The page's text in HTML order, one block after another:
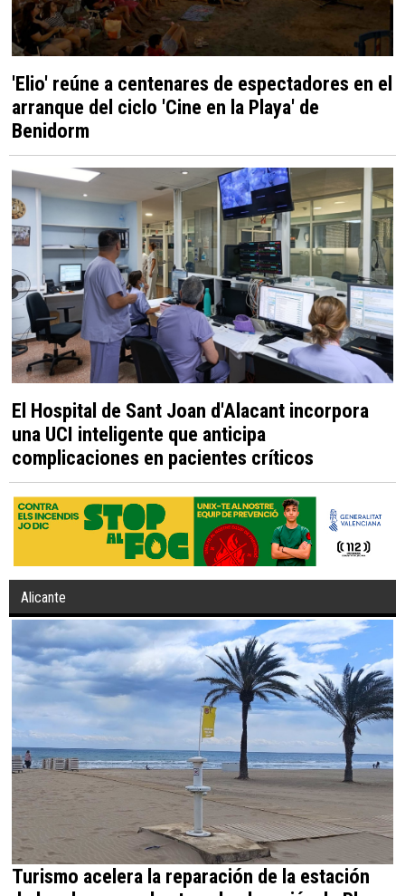
'Elio' reúne a centenares de espectadores en el
arranque del ciclo 'Cine en la Playa' de
Benidorm
El Hospital de Sant Joan d'Alacant incorpora
una UCI inteligente que anticipa
complicaciones en pacientes críticos
Alicante
Turismo acelera la reparación de la estación